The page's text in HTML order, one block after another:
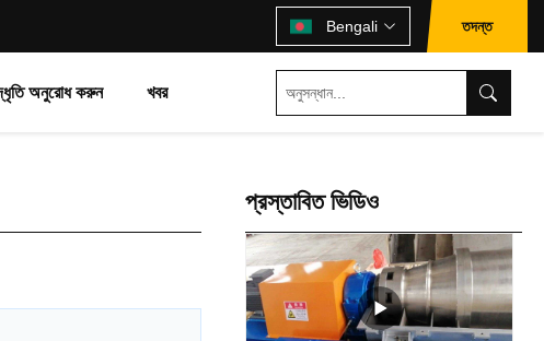
Bengali তদন্ত
অনুরোধ করুন খবর
প্রস্তাবিত ভিডিও